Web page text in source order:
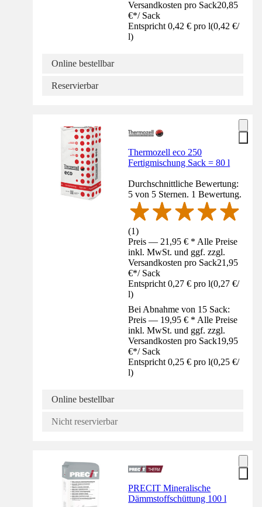
Versandkosten pro Sack20,85
€*/ Sack
Entspricht 0,42 € pro l(0,42 €/
l)
Online bestellbar
Reservierbar
Thermozell eco 250
Fertigmischung Sack = 80 l
Durchschnittliche Bewertung:
5 von 5 Sternen. 1 Bewertung.
(1)
Preis — 21,95 € * Alle Preise
inkl. MwSt. und ggf. zzgl.
Versandkosten pro Sack21,95
€*/ Sack
Entspricht 0,27 € pro l(0,27 €/
l)
Bei Abnahme von 15 Sack:
Preis — 19,95 € * Alle Preise
inkl. MwSt. und ggf. zzgl.
Versandkosten pro Sack19,95
€*/ Sack
Entspricht 0,25 € pro l(0,25 €/
l)
Online bestellbar
Nicht reservierbar
PRECIT Mineralische
Dämmstoffschüttung 100 l